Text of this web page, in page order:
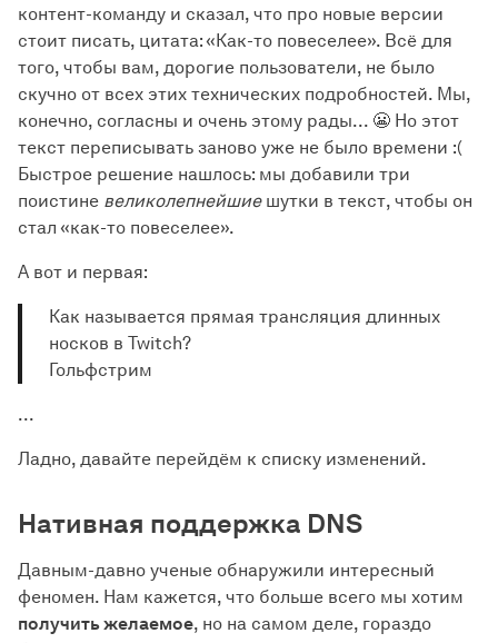
контент-команду и сказал, что про новые версии
стоит писать, цитата: «Как-то повеселее». Всё для
того, чтобы вам, дорогие пользователи, не было
скучно от всех этих технических подробностей. Мы,
конечно, согласны и очень этому рады... 😬 Но этот
текст переписывать заново уже не было времени :(
Быстрое решение нашлось: мы добавили три
поистине великолепнейшиешутки в текст, чтобы он
стал «как-то повеселее».
А вот и первая:
Как называется прямая трансляция длинных
носков в Twitch?
Гольфстрим
...
Ладно, давайте перейдём к списку изменений.
Нативная поддержка DNS
Давным-давно ученые обнаружили интересный
феномен. Нам кажется, что больше всего мы хотим
получить желаемое, но на самом деле, гораздо